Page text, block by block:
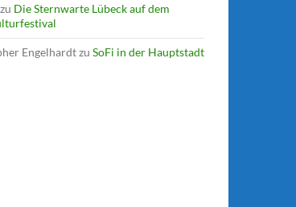
zu Die Sternwarte Lübeck auf dem
Engelhardtzu SoFi in der Hauptstadt